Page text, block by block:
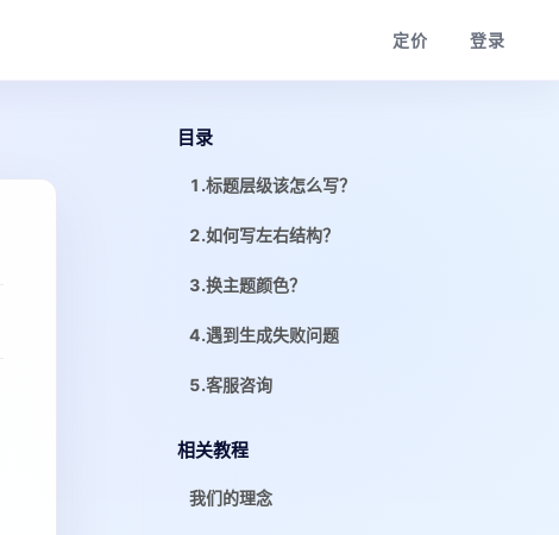
定价 登录
目录
1.标题层级该怎么写？
2.如何写左右结构？
3.换主题颜色？
4.遇到生成失败问题
5.客服咨询
相关教程
我们的理念